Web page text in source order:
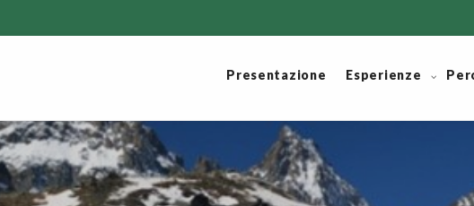
Presentazione Esperienze